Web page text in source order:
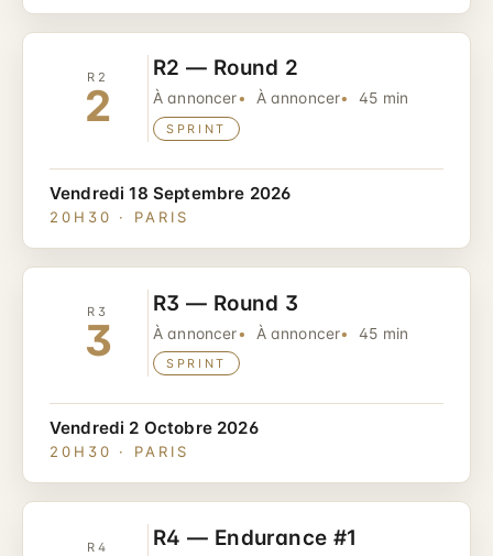
R2
2
R2 — Round 2
À annoncer À annoncer 45 min
SPRINT
Vendredi 18 Septembre 2026
20H30 · PARIS
R3
3
R3 — Round 3
À annoncer À annoncer 45 min
SPRINT
Vendredi 2 Octobre 2026
20H30 · PARIS
R4 R4 — Endurance #1